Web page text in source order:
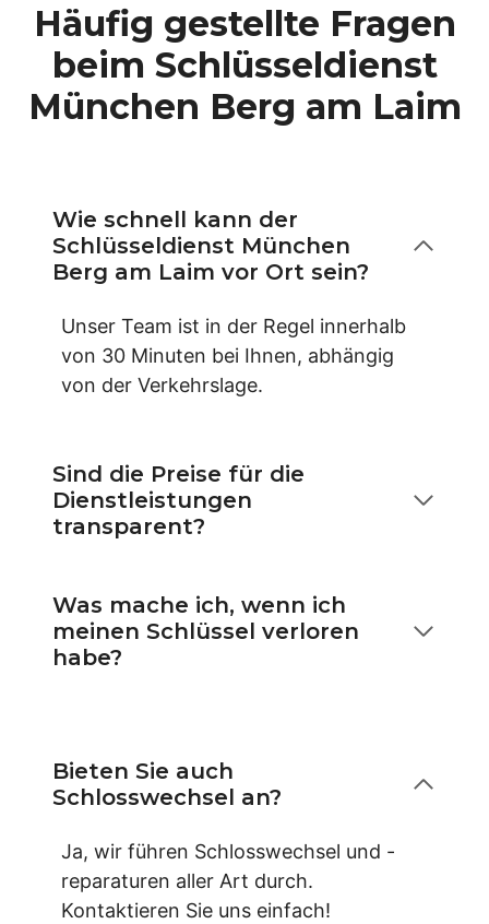
Häufig gestellte Fragen
beim Schlüsseldienst
München Berg am Laim
Wie schnell kann der
Schlüsseldienst München
Berg am Laim vor Ort sein?
Unser Team ist in der Regel innerhalb
von 30 Minuten bei Ihnen, abhängig
von der Verkehrslage.
Sind die Preise für die
Dienstleistungen
transparent?
Was mache ich, wenn ich
meinen Schlüssel verloren
habe?
Bieten Sie auch
Schlosswechsel an?
Ja, wir führen Schlosswechsel und -
reparaturen aller Art durch.
Kontaktieren Sie uns einfach!